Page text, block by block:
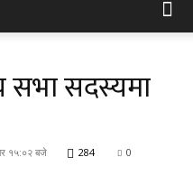
सभा सदस्यमा
१५:०२ बजे 284 0